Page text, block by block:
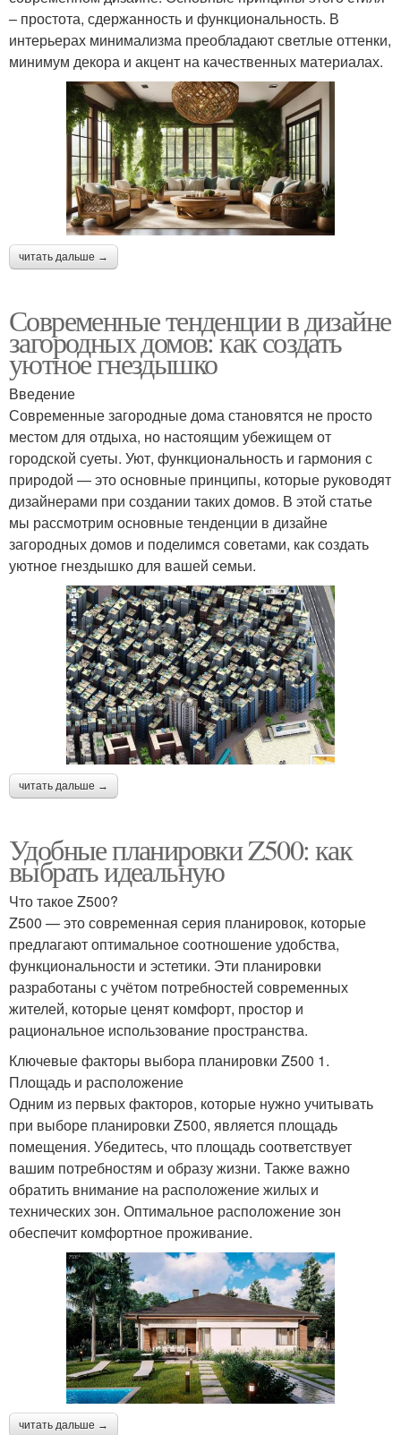
– простота, сдержанность и функциональность. В
интерьерах минимализма преобладают светлые оттенки,
минимум декора и акцент на качественных материалах.
читать дальше →
Современные тенденции в дизайне
загородных домов: как создать
уютное гнездышко
Введение
Современные загородные дома становятся не просто
местом для отдыха, но настоящим убежищем от
городской суеты. Уют, функциональность и гармония с
природой — это основные принципы, которые руководят
дизайнерами при создании таких домов. В этой статье
мы рассмотрим основные тенденции в дизайне
загородных домов и поделимся советами, как создать
уютное гнездышко для вашей семьи.
читать дальше →
Удобные планировки Z500: как
выбрать идеальную
Что такое Z500?
Z500 — это современная серия планировок, которые
предлагают оптимальное соотношение удобства,
функциональности и эстетики. Эти планировки
разработаны с учётом потребностей современных
жителей, которые ценят комфорт, простор и
рациональное использование пространства.
Ключевые факторы выбора планировки Z500 1.
Площадь и расположение
Одним из первых факторов, которые нужно учитывать
при выборе планировки Z500, является площадь
помещения. Убедитесь, что площадь соответствует
вашим потребностям и образу жизни. Также важно
обратить внимание на расположение жилых и
технических зон. Оптимальное расположение зон
обеспечит комфортное проживание.
читать дальше →